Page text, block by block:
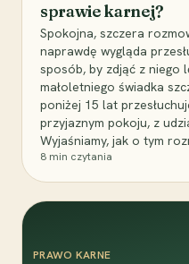
sprawie karnej?
Spokojna, szczera
naprawdę wygląda
sposób, by zdjąć z niego
małoletniego świadka
poniżej 15 lat
przyjaznym pokoju, z
Wyjaśniamy, jak o tym
8 min czytania
PRAWO KARNE